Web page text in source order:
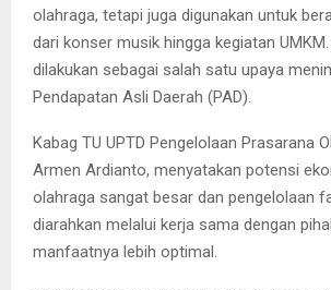
olahraga, tetapi juga digunakan untuk
dari konser musik hingga kegiatan
dilakukan sebagai salah satu upaya
Pendapatan Asli Daerah (PAD).
Kabag TU UPTD Pengelolaan Prasarana
Armen Ardianto, menyatakan potensi
olahraga sangat besar dan pengelolaan
diarahkan melalui kerja sama dengan
manfaatnya lebih optimal.